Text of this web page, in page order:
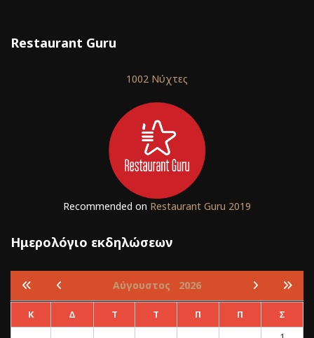
Restaurant Guru
1002 Νύχτες
Recommended on Restaurant Guru 2019
Ημερολόγιο εκδηλώσεων
Αύγουστος 2026
Κ Δ Τ Τ Π Π
Σ